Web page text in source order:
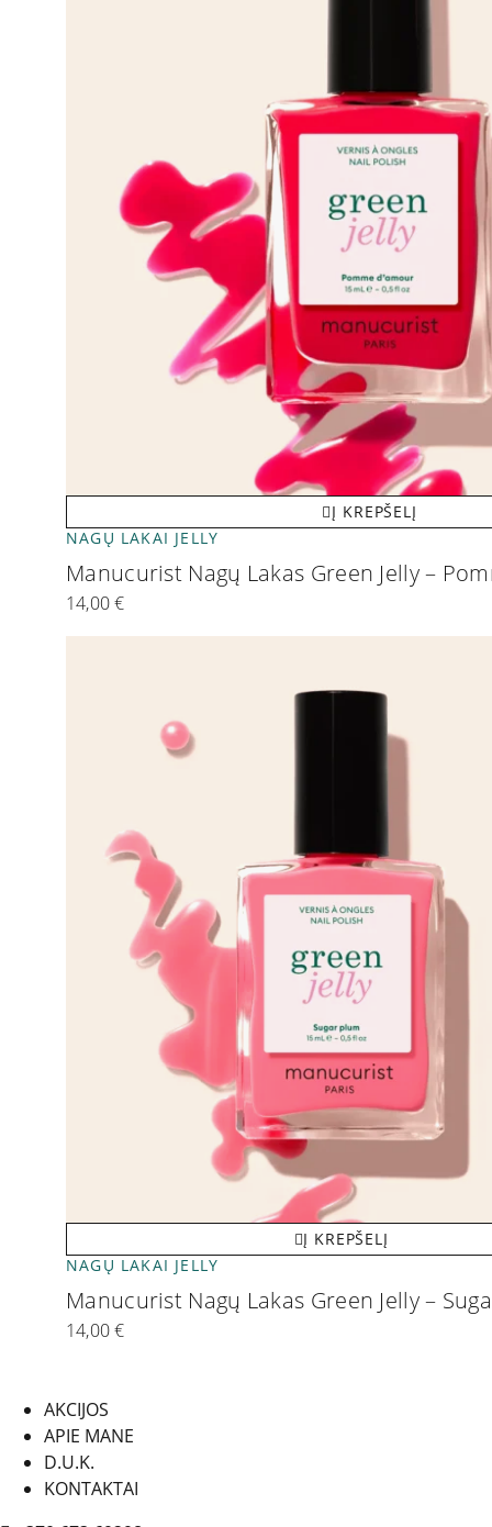
Į KREPŠELĮ
NAGŲ LAKAI JELLY
Manucurist Nagų Lakas Green Jelly –
14,00€
Į KREPŠELĮ
NAGŲ LAKAI JELLY
Manucurist Nagų Lakas Green Jelly –
14,00€
AKCIJOS
APIE MANE
D.U.K.
KONTAKTAI